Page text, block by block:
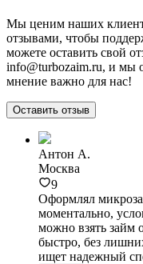
Мы ценим наших
отзывами, чтобы
можете оставить свой
info@turbozaim.ru, и мы
мнение важно для нас!
Оставить отзыв
Антон А.
Москва
9
Оформлял
моментально,
можно взять займ
быстро, без
ищет надежный